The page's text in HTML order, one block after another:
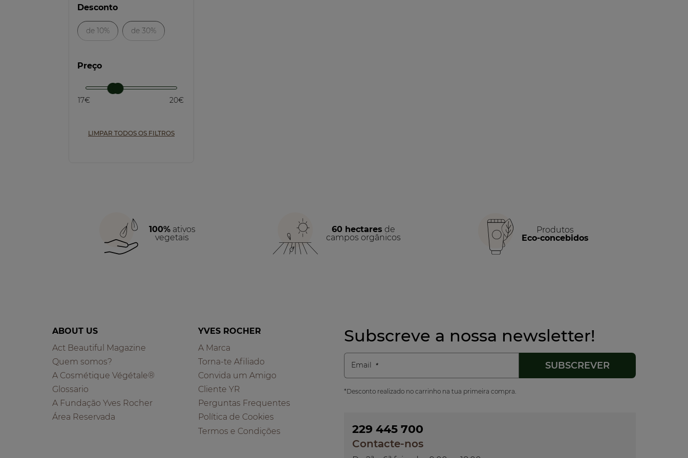
Desconto
de 10% de 30%
Preço
17€ 20€
LIMPAR TODOS OS FILTROS
100%ativos
vegetais
60 hectares de
campos orgânicos
Produtos
Eco-concebidos
ABOUT US
Act Beautiful Magazine
Quem somos?
A Cosmétique Végétale®
Glossario
A Fundação Yves Rocher
Área Reservada
YVES ROCHER
A Marca
Torna-te Afiliado
Convida um Amigo
Cliente YR
Perguntas Frequentes
Política de Cookies
Termos e Condições
Subscreve a nossa newsletter!
Email
*Desconto realizado no carrinho na tua primeira compra.
229 445 700
Contacte-nos